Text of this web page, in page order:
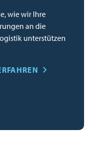
wie wir Ihre
an die
unterstützen